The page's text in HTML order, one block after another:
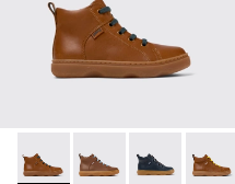
Kiddo - K900189-020 -
Kiddo - K900189-
Kiddo -